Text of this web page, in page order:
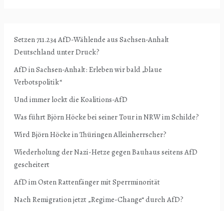
Setzen 711.234 AfD-Wählende aus Sachsen-Anhalt
Deutschland unter Druck?
AfD in Sachsen-Anhalt: Erleben wir bald „blaue
Verbotspolitik“
Und immer lockt die Koalitions-AfD
Was führt Björn Höcke bei seiner Tour in NRW im Schilde?
Wird Björn Höcke in Thüringen Alleinherrscher?
Wiederholung der Nazi-Hetze gegen Bauhaus seitens AfD
gescheitert
AfD im Osten Rattenfänger mit Sperrminorität
Nach Remigration jetzt „Regime-Change“ durch AfD?